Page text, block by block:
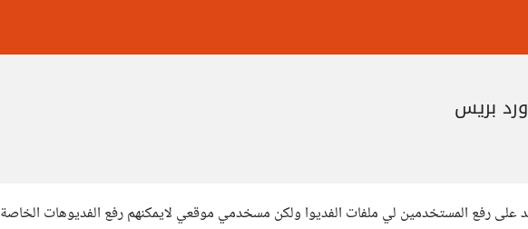
بريس
على رفع المستخدمين لي ملفات الفديوا ولكن مسخدمي موقعي لايمكنهم رفع الفديوهات الخاصة